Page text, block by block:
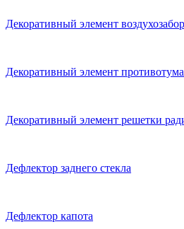
Декоративный элемент
Декоративный элемент
Декоративный элемент решетки
Дефлектор заднего стекла
Дефлектор капота